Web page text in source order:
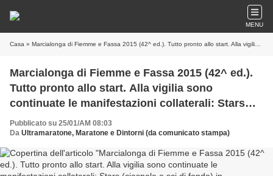
MENU
Casa » Marcialonga di Fiemme e Fassa 2015 (42^ ed.). Tutto pronto allo start. Alla vigilia sono continuate le manifestazioni collaterali: Stars (ciaspole e sci di fondo) in associazione con la LILT, Mini e Young
Marcialonga di Fiemme e Fassa 2015 (42^ ed.).
Tutto pronto allo start. Alla vigilia sono
continuate le manifestazioni collaterali: Stars
(ciaspole e sci di fondo) in associazione con la
LILT, Mini e Young
Pubblicato su 25/01/AM 08:03
Da Ultramaratone, Maratone e Dintorni (da comunicato stampa)